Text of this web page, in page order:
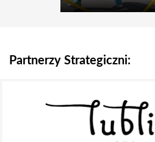
Partnerzy Strategiczni: